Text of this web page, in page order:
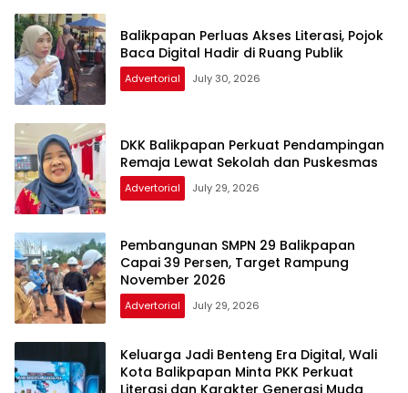
Balikpapan Perluas Akses Literasi, Pojok
Baca Digital Hadir di Ruang Publik
Advertorial July 30, 2026
DKK Balikpapan Perkuat Pendampingan
Remaja Lewat Sekolah dan Puskesmas
Advertorial July 29, 2026
Pembangunan SMPN 29 Balikpapan
Capai 39 Persen, Target Rampung
November 2026
Advertorial July 29, 2026
Keluarga Jadi Benteng Era Digital, Wali
Kota Balikpapan Minta PKK Perkuat